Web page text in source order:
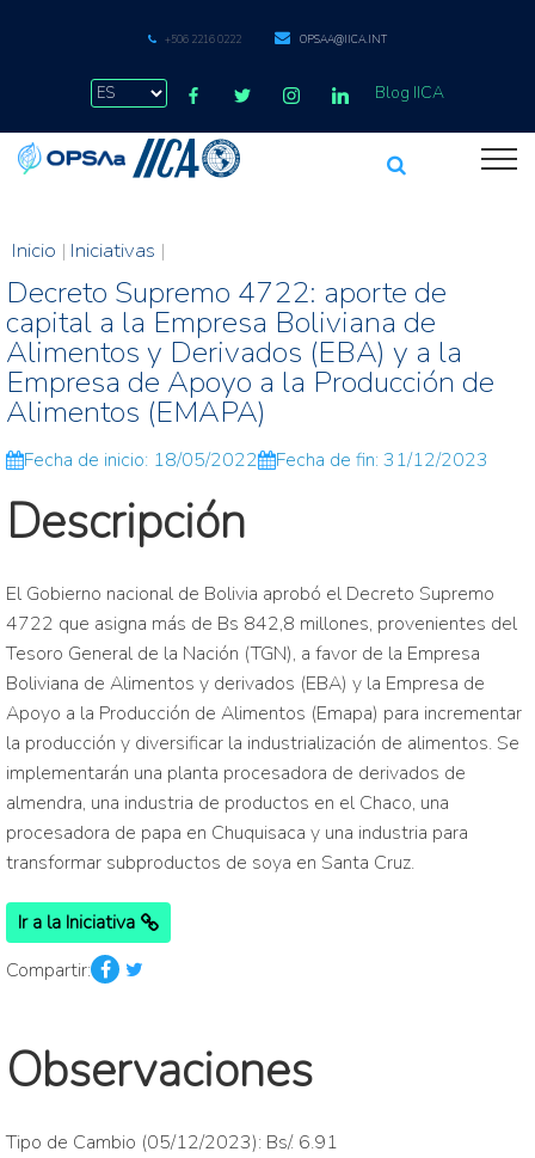
+506 2216 0222 OPSAA@IICA.INT
Blog IICA
Inicio | Iniciativas |
Decreto Supremo 4722: aporte de
capital a la Empresa Boliviana de
Alimentos y Derivados (EBA) y a la
Empresa de Apoyo a la Producción de
Alimentos (EMAPA)
Fecha de inicio: 18/05/2022 Fecha de fin: 31/12/2023
Descripción
El Gobierno nacional de Bolivia aprobó el Decreto Supremo
4722 que asigna más de Bs 842,8 millones, provenientes del
Tesoro General de la Nación (TGN), a favor de la Empresa
Boliviana de Alimentos y derivados (EBA) y la Empresa de
Apoyo a la Producción de Alimentos (Emapa) para incrementar
la producción y diversificar la industrialización de alimentos. Se
implementarán una planta procesadora de derivados de
almendra, una industria de productos en el Chaco, una
procesadora de papa en Chuquisaca y una industria para
transformar subproductos de soya en Santa Cruz.
Ir a la Iniciativa
Compartir:
Observaciones
Tipo de Cambio (05/12/2023): Bs/. 6.91